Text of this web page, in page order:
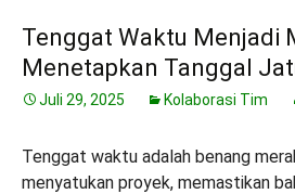
Tenggat Waktu Menjadi
Menetapkan Tanggal
Juli 29, 2025 Kolaborasi Tim
Tenggat waktu adalah benang
menyatukan proyek, memastikan